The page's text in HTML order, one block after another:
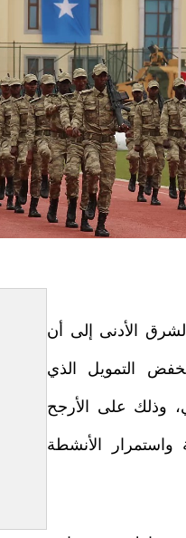
الأدنى إلى أن
التمويل الذي
وذلك على الأرجح
واستمرار الأنشطة